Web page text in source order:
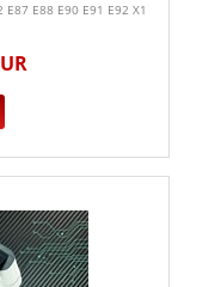
E88 E90 E91 E92 X1